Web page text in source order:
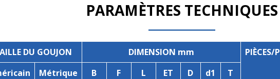
PARAMÈTRES TECHNIQUES
DU GOUJON DIMENSION mm PIÈCES/
Métrique
B F L ET D d1 T